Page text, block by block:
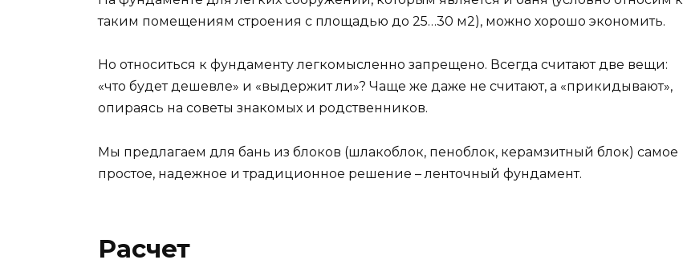
таким помещениям строения с площадью до 25…30 м2), можно хорошо экономить.
Но относиться к фундаменту легкомысленно запрещено. Всегда считают две вещи:
«что будет дешевле» и «выдержит ли»? Чаще же даже не считают, а «прикидывают»,
опираясь на советы знакомых и родственников.
Мы предлагаем для бань из блоков (шлакоблок, пеноблок, керамзитный блок) самое
простое, надежное и традиционное решение – ленточный фундамент.
Расчет